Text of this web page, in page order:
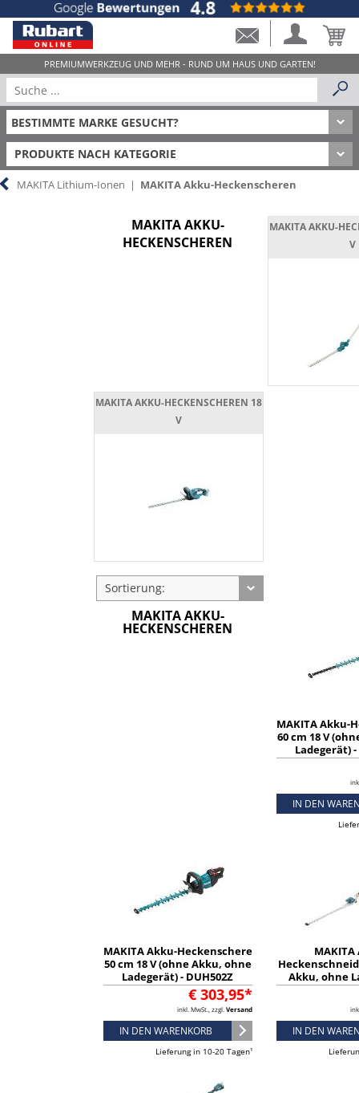
PRODUKTE NACH KATEGORIE
MAKITA Lithium-Ionen | MAKITA Akku-Heckenscheren
MAKITA AKKU-
HECKENSCHEREN
MAKITA AKKU-
V
MAKITA AKKU-HECKENSCHEREN 18
V
Sortierung:
MAKITA AKKU-
HECKENSCHEREN
MAKITA Akku-
60 cm 18 V
Ladegerät) -
IN DEN
MAKITA Akku-Heckenschere
50 cm 18 V (ohne Akku, ohne
Ladegerät) - DUH502Z
€ 303,95*
inkl. MwSt., zzgl. Versand
IN DEN WARENKORB
Lieferung in 10-20 Tagen¹
Akku, ohne
IN DEN